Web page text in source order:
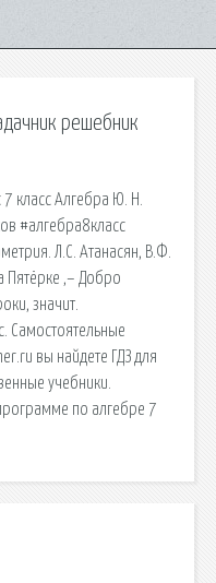
решебник
класс Алгебра Ю. Н.
#алгебра8класс
Л.С. Атанасян, В.Ф.
Пятёрке ,– Добро
значит.
Самостоятельные
вы найдете ГДЗ для
учебники.
по алгебре 7